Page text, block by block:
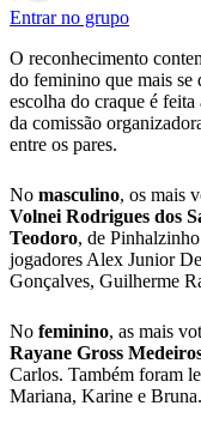
Entrar no grupo
O reconhecimento
do feminino que mais se
escolha do craque é
da comissão
entre os pares.
No masculino, os mais
Volnei Rodrigues dos
Teodoro, de
jogadores Alex Junior
Gonçalves, Guilherme
No feminino, as mais
Rayane Gross
Carlos. Também foram
Mariana, Karine e Bruna.